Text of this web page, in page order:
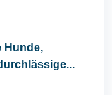
Hunde,